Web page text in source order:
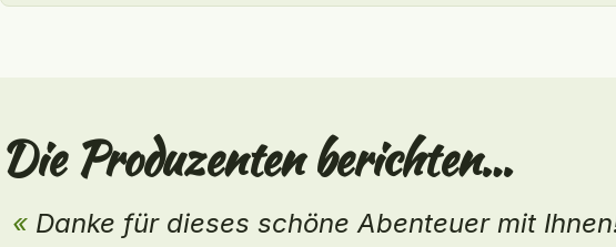
Die Produzenten berichten…
Es war selbstverständlich, Mein Produzent